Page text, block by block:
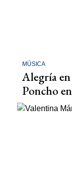
MÙSICA
Alegría
Poncho